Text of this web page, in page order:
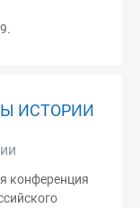
ИСТОРИИ
конференция